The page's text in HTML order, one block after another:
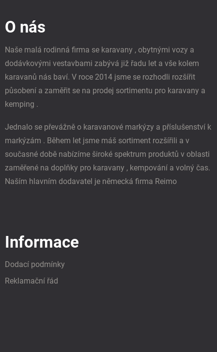
O nás
Naše malá rodinná firma se karavany , obytnými vozy a
dodávkovými vestavbami zabývá již řadu let a vše kolem
karavanů nás baví. V roce 2014 jsme se rozhodli rozšířit
působení a zaměřit se na prodej sortimentu pro karavany a
kemping .
Jednalo se převážně o karavanové markýzy a příslušenství k
markýzám . Během let jsme máš sortiment rozšířili a v
současné době nabízíme široké spektrum produktů v oblasti
zaměřené na doplňky pro karavany , kempování a volný čas.
Naším hlavním dodavatel je německá firma Reimo
Informace
Dodací podmínky
Reklamační řád